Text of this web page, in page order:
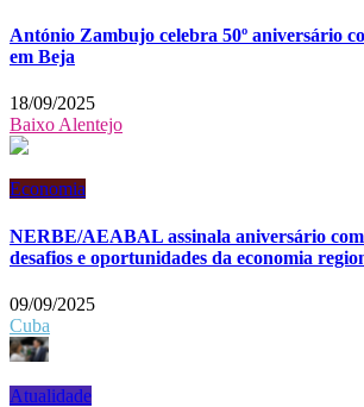
António Zambujo celebra 50º aniversário
em Beja
18/09/2025
Baixo Alentejo
Economia
NERBE/AEABAL assinala aniversário
desafios e oportunidades da economia
09/09/2025
Cuba
Atualidade